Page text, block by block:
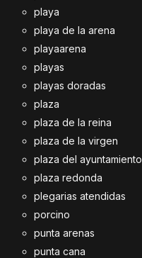
playa
playa de la arena
playaarena
playas
playas doradas
plaza
plaza de la reina
plaza de la virgen
plaza del ayuntamiento
plaza redonda
plegarias atendidas
porcino
punta arenas
punta cana